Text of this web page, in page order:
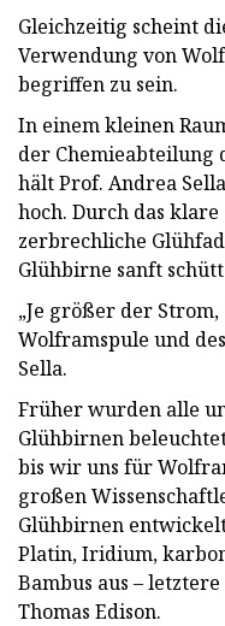
Gleichzeitig scheint
Verwendung von
begriffen zu sein.
In einem kleinen
der Chemieabteilung
hält Prof. Andrea
hoch. Durch das
zerbrechliche
Glühbirne sanft
„Je größer der
Wolframspule und
Sella.
Früher wurden alle
Glühbirnen
bis wir uns für
großen
Glühbirnen
Platin, Iridium,
Bambus aus –
Thomas Edison.